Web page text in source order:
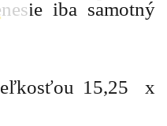
iba samotný
15,25
x